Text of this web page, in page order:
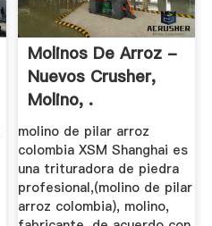
Molinos De Arroz -
Nuevos Crusher,
Molino, .
molino de pilar arroz
colombia XSM Shanghai es
una trituradora de piedra
profesional,(molino de pilar
arroz colombia), molino,